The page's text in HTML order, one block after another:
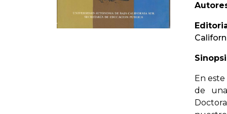
En
de